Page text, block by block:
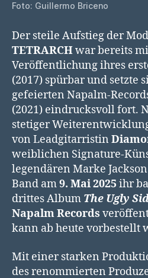
Foto: Guillermo Briceno
Der steile Aufstieg der
TETRARCHwar bereits
Veröffentlichung ihres
(2017) spürbar und setzte
gefeierten Napalm-
(2021) eindrucksvoll fort.
stetiger
von Leadgitarristin
weiblichen Signature-
legendären Marke
Band am9. Mai 2025 ihr
drittes Album The Ugly
Napalm Records
kann ab heute vorbestellt
Mit einer starken
des renommierten